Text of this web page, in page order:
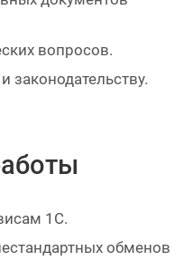
вопросов.
законодательству.
1С.
обменов